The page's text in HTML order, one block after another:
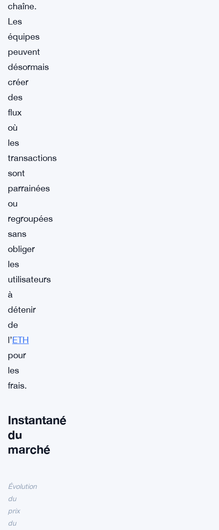
chaîne.
Les
équipes
peuvent
désormais
créer
des
flux
où
les
transactions
sont
parrainées
ou
regroupées
sans
obliger
les
utilisateurs
à
détenir
de
l’ETH
pour
les
frais.
Instantané
du
marché
Évolution
du
prix
du